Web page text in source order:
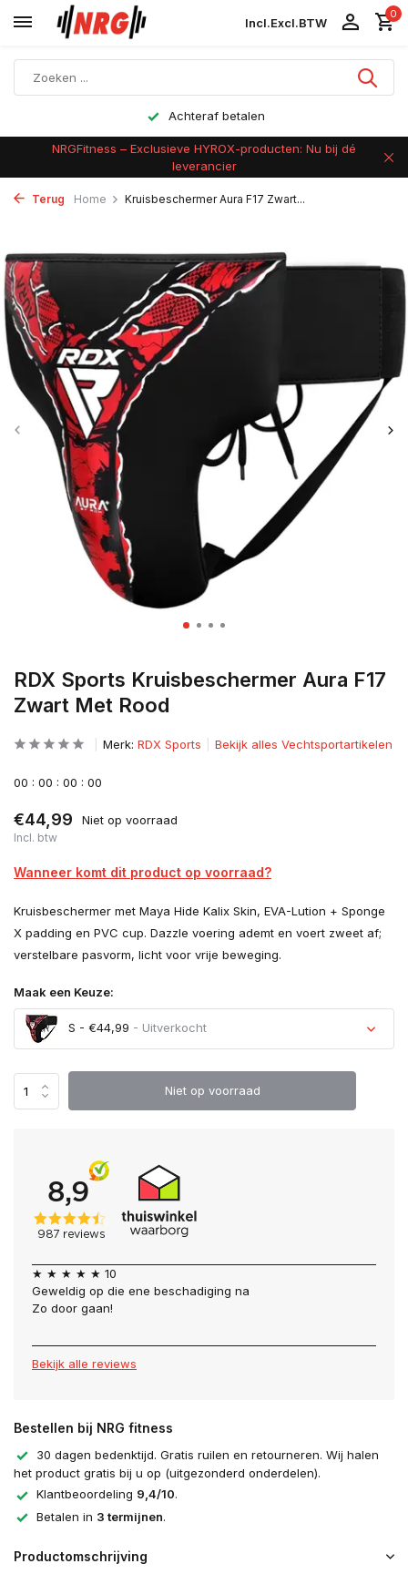
Incl.Excl.BTW
0
Achteraf betalen
NRGFitness – Exclusieve HYROX-producten: Nu bij dé
leverancier
Terug Home Kruisbeschermer Aura F17 Zwart...
RDX Sports Kruisbeschermer Aura F17
Zwart Met Rood
Merk: RDX Sports Bekijk alles Vechtsportartikelen
00 : 00 : 00 : 00
€44,99 Niet op voorraad
Incl. btw
Wanneer komt dit product op voorraad?
Kruisbeschermer met Maya Hide Kalix Skin, EVA-Lution + Sponge
X padding en PVC cup. Dazzle voering ademt en voert zweet af;
verstelbare pasvorm, licht voor vrije beweging.
Maak een Keuze:
S - €44,99 - Uitverkocht
Uitverkocht
Niet op voorraad
★ ★ ★ ★ ★ 10
Geweldig op die ene beschadiging na
Zo door gaan!
Bekijk alle reviews
Bestellen bij NRG fitness
30 dagen bedenktijd. Gratis ruilen en retourneren. Wij halen
het product gratis bij u op (uitgezonderd onderdelen).
Klantbeoordeling 9,4/10.
Betalen in 3 termijnen.
Productomschrijving